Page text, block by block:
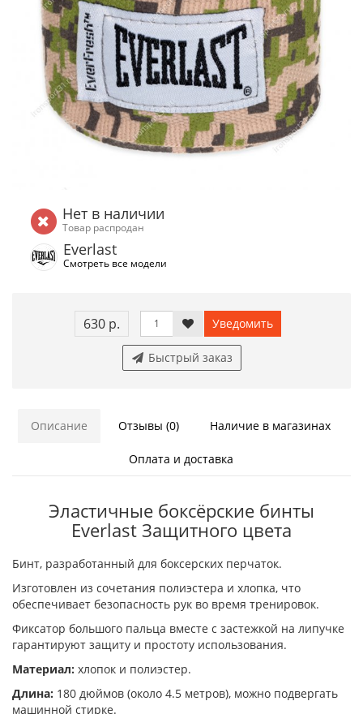
Нет в наличии
Товар распродан
Everlast
Смотреть все модели
630 р. Уведомить
Быстрый заказ
Описание Отзывы (0) Наличие в магазинах
Оплата и доставка
Эластичные боксёрские бинты
Everlast Защитного цвета
Бинт, разработанный для боксерских перчаток.
Изготовлен из сочетания полиэстера и хлопка, что
обеспечивает безопасность рук во время тренировок.
Фиксатор большого пальца вместе с застежкой на липучке
гарантируют защиту и простоту использования.
Материал: хлопок и полиэстер.
Длина: 180 дюймов (около 4.5 метров), можно подвергать
машинной стирке.